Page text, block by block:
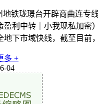
地铁珑璟台开辟商曲连专
盈利中转｜小我现私加
地下市域快线，截至目前
多 +
04